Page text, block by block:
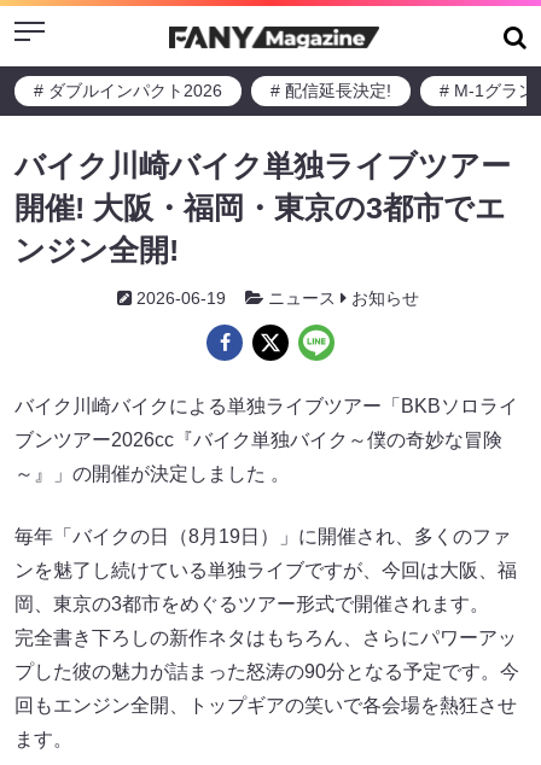
Menu
# ダブルインパクト2026 # 配信延長決定! # M-1グラン
バイク川崎バイク単独ライブツアー
開催! 大阪・福岡・東京の3都市でエ
ンジン全開!
2026-06-19 ニュース お知らせ
バイク川崎バイクによる単独ライブツアー「BKBソロライ
ブンツアー2026cc『バイク単独バイク～僕の奇妙な冒険
～』」の開催が決定しました 。
毎年「バイクの日（8月19日）」に開催され、多くのファ
ンを魅了し続けている単独ライブですが、今回は大阪、福
岡、東京の3都市をめぐるツアー形式で開催されます。
完全書き下ろしの新作ネタはもちろん、さらにパワーアッ
プした彼の魅力が詰まった怒涛の90分となる予定です。今
回もエンジン全開、トップギアの笑いで各会場を熱狂させ
ます。